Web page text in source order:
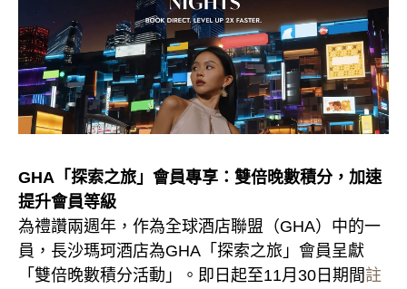
GHA「探索之旅」會員專享：雙倍晚數積分，加速
提升會員等級
為禮讚兩週年，作為全球酒店聯盟（GHA）中的一
員，長沙瑪珂酒店為GHA「探索之旅」會員呈獻
「雙倍晚數積分活動」。即日起至11月30日期間註